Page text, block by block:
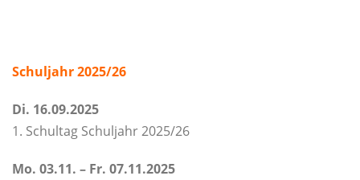
Schuljahr 2025/26
Di. 16.09.2025
1. Schultag Schuljahr 2025/26
Mo. 03.11. – Fr. 07.11.2025